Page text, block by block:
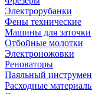
Электрорубанки
Фены технические
Машины для заточки
Отбойные молотки
Электроножовки
Реноваторы
Паяльный
Расходные